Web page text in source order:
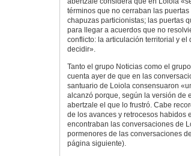
términos que no cerraban las puertas
chapuzas particionistas; las puertas
para llegar a acuerdos que no
conflicto: la articulación territorial y el
decidir».
Tanto el grupo Noticias como el
cuenta ayer de que en las
santuario de Loiola consensuaron
alcanzó porque, según la versión de
abertzale el que lo frustró. Cabe
de los avances y retrocesos habidos
encontraban las conversaciones de
pormenores de las conversaciones
página siguiente).